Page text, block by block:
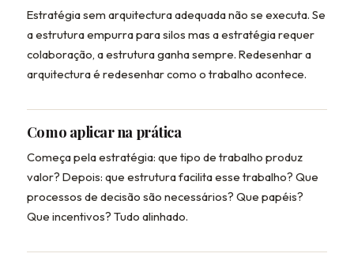
Estratégia sem arquitectura adequada não se executa. Se
a estrutura empurra para silos mas a estratégia requer
colaboração, a estrutura ganha sempre. Redesenhar a
arquitectura é redesenhar como o trabalho acontece.
Como aplicar na prática
Começa pela estratégia: que tipo de trabalho produz
valor? Depois: que estrutura facilita esse trabalho? Que
processos de decisão são necessários? Que papéis?
Que incentivos? Tudo alinhado.